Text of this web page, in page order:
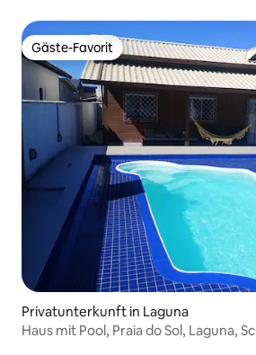
Gäste-Favorit
Gäste-Favorit
Privatunterkunft in Laguna
Haus mit Pool, Praia do Sol, Laguna, Sc